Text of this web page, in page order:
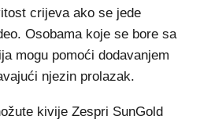
crijeva ako se jede
Osobama koje se bore sa
mogu pomoći dodavanjem
njezin prolazak.
kivije Zespri SunGold